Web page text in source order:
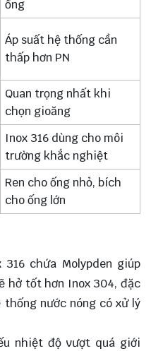
ống
Áp suất hệ thống cần
thấp hơn PN
Quan trọng nhất khi
chọn gioăng
Inox 316 dùng cho môi
trường khắc nghiệt
Ren cho ống nhỏ, bích
cho ống lớn
chứa Molypden giúp
hở tốt hơn Inox 304, đặc
nước nóng có xử lý
nhiệt độ vượt quá giới